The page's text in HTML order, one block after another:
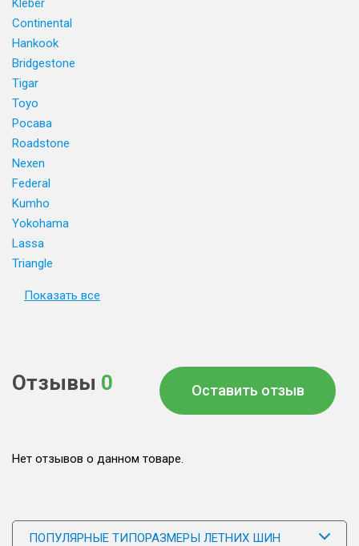
Kleber
Continental
Hankook
Bridgestone
Tigar
Toyo
Росава
Roadstone
Nexen
Federal
Kumho
Yokohama
Lassa
Triangle
Показать все
Отзывы 0 Оставить отзыв
Нет отзывов о данном товаре.
ПОПУЛЯРНЫЕ ТИПОРАЗМЕРЫ ЛЕТНИХ ШИН